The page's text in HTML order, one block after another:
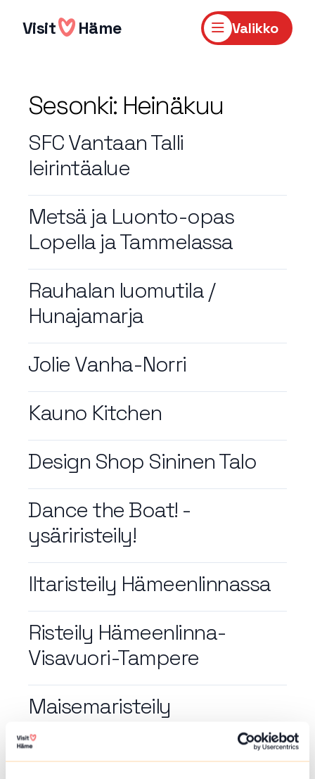
sisältöön
Visit Häme Valikko
Sesonki: Heinäkuu
SFC Vantaan Talli
leirintäalue
Metsä ja Luonto-opas
Lopella ja Tammelassa
Rauhalan luomutila /
Hunajamarja
Jolie Vanha-Norri
Kauno Kitchen
Design Shop Sininen Talo
Dance the Boat! -
ysäriristeily!
Iltaristeily Hämeenlinnassa
Risteily Hämeenlinna-
Visavuori-Tampere
Maisemaristeily
Hämeenlinnassa